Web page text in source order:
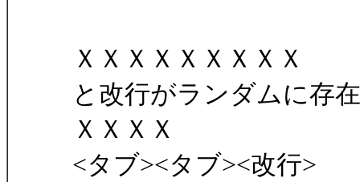
ＸＸＸＸＸＸＸＸＸ
と改行がランダムに存
ＸＸＸＸ
<タブ><タブ><改行>